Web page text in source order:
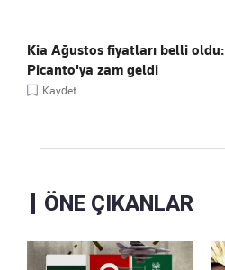
Kia Ağustos fiyatları belli oldu:
Picanto'ya zam geldi
Kaydet
ÖNE ÇIKANLAR